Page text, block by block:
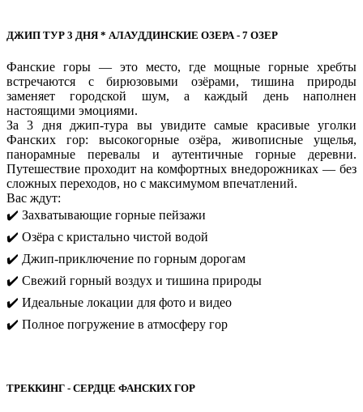
ДЖИП ТУР 3 ДНЯ * АЛАУДДИНСКИЕ ОЗЕРА - 7 ОЗЕР
Фанские горы — это место, где мощные горные хребты
встречаются с бирюзовыми озёрами, тишина природы
заменяет городской шум, а каждый день наполнен
настоящими эмоциями.
За 3 дня джип-тура вы увидите самые красивые уголки
Фанских гор: высокогорные озёра, живописные ущелья,
панорамные перевалы и аутентичные горные деревни.
Путешествие проходит на комфортных внедорожниках — без
сложных переходов, но с максимумом впечатлений.
Вас ждут:
✔️ Захватывающие горные пейзажи
✔️ Озёра с кристально чистой водой
✔️ Джип-приключение по горным дорогам
✔️ Свежий горный воздух и тишина природы
✔️ Идеальные локации для фото и видео
✔️ Полное погружение в атмосферу гор
ТРЕККИНГ - СЕРДЦЕ ФАНСКИХ ГОР